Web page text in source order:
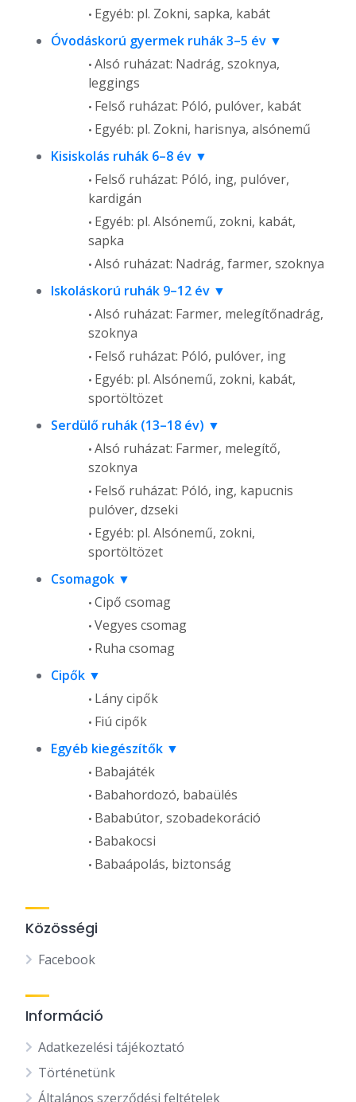
Egyéb: pl. Zokni, sapka, kabát
Óvodáskorú gyermek ruhák 3–5 év
Alsó ruházat: Nadrág, szoknya,
leggings
Felső ruházat: Póló, pulóver, kabát
Egyéb: pl. Zokni, harisnya, alsónemű
Kisiskolás ruhák 6–8 év
Felső ruházat: Póló, ing, pulóver,
kardigán
Egyéb: pl. Alsónemű, zokni, kabát,
sapka
Alsó ruházat: Nadrág, farmer, szoknya
Iskoláskorú ruhák 9–12 év
Alsó ruházat: Farmer, melegítőnadrág,
szoknya
Felső ruházat: Póló, pulóver, ing
Egyéb: pl. Alsónemű, zokni, kabát,
sportöltözet
Serdülő ruhák (13–18 év)
Alsó ruházat: Farmer, melegítő,
szoknya
Felső ruházat: Póló, ing, kapucnis
pulóver, dzseki
Egyéb: pl. Alsónemű, zokni,
sportöltözet
Csomagok
Cipő csomag
Vegyes csomag
Ruha csomag
Cipők
Lány cipők
Fiú cipők
Egyéb kiegészítők
Babajáték
Babahordozó, babaülés
Bababútor, szobadekoráció
Babakocsi
Babaápolás, biztonság
Közösségi
Facebook
Információ
Adatkezelési tájékoztató
Történetünk
Általános szerződési feltételek